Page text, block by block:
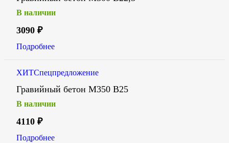
В наличии
3090 ₽
Подробнее
ХИТСпецпредложение
Гравийный бетон М350 В25
В наличии
4110 ₽
Подробнее